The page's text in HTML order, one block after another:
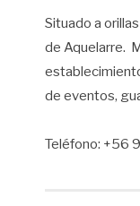
Situado a
de Aquelarre.
de eventos,
Teléfono: +56